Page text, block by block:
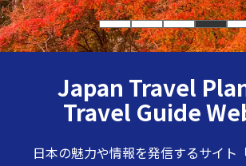
Japan Travel
Travel Guide
日本の魅力や情報を発信するサイト